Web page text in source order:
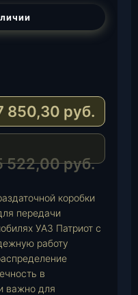
850,30 руб.
522,00руб.
коробки
передачи
УАЗ Патриот с
работу
в
важно для